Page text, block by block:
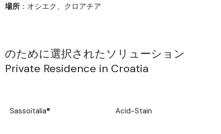
場所 ：オシエク、クロアチア
のために選択されたソリューション
Private Residence in Croatia
Sassoitalia® Acid-Stain